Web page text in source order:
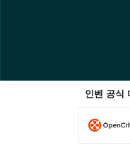
인벤 공식